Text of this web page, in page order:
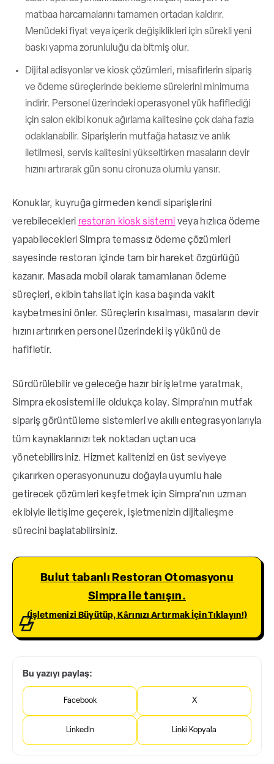
matbaa harcamalarını tamamen ortadan kaldırır.
Menüdeki fiyat veya içerik değişiklikleri için sürekli yeni
baskı yapma zorunluluğu da bitmiş olur.
Dijital adisyonlar ve kiosk çözümleri, misafirlerin sipariş
ve ödeme süreçlerinde bekleme sürelerini minimuma
indirir. Personel üzerindeki operasyonel yük hafiflediği
için salon ekibi konuk ağırlama kalitesine çok daha fazla
odaklanabilir. Siparişlerin mutfağa hatasız ve anlık
iletilmesi, servis kalitesini yükseltirken masaların devir
hızını artırarak gün sonu cironuza olumlu yansır.
Konuklar, kuyruğa girmeden kendi siparişlerini
verebilecekleri restoran kiosk sistemi veya hızlıca ödeme
yapabilecekleri Simpra temassız ödeme çözümleri
sayesinde restoran içinde tam bir hareket özgürlüğü
kazanır. Masada mobil olarak tamamlanan ödeme
süreçleri, ekibin tahsilat için kasa başında vakit
kaybetmesini önler. Süreçlerin kısalması, masaların devir
hızını artırırken personel üzerindeki iş yükünü de
hafifletir.
Sürdürülebilir ve geleceğe hazır bir işletme yaratmak,
Simpra ekosistemi ile oldukça kolay. Simpra’nın mutfak
sipariş görüntüleme sistemleri ve akıllı entegrasyonlarıyla
tüm kaynaklarınızı tek noktadan uçtan uca
yönetebilirsiniz. Hizmet kalitenizi en üst seviyeye
çıkarırken operasyonunuzu doğayla uyumlu hale
getirecek çözümleri keşfetmek için Simpra’nın uzman
ekibiyle iletişime geçerek, işletmenizin dijitalleşme
sürecini başlatabilirsiniz.
Bulut tabanlı Restoran Otomasyonu
Simpra ile tanışın.
(İşletmenizi Büyütüp, Kârınızı Artırmak İçin Tıklayın!)
Bu yazıyı paylaş:
Facebook X
LinkedIn Linki Kopyala